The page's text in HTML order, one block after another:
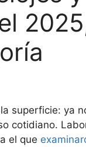
superficie: ya
cotidiano.
el que